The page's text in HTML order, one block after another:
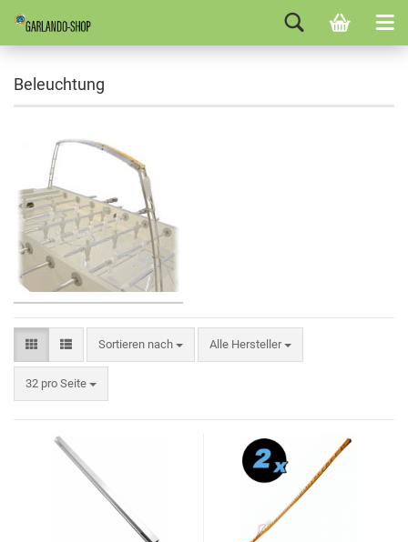
Beleuchtung
Sortieren nach Alle Hersteller
32 pro Seite